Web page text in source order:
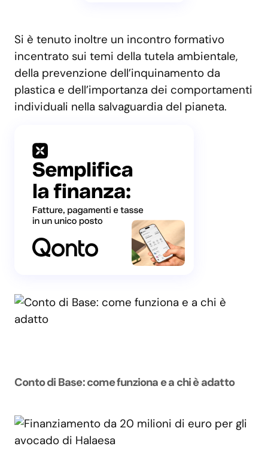
Si è tenuto inoltre un incontro formativo
incentrato sui temi della tutela ambientale,
della prevenzione dell’inquinamento da
plastica e dell’importanza dei comportamenti
individuali nella salvaguardia del pianeta.
Conto di Base: come funziona e a chi è adatto